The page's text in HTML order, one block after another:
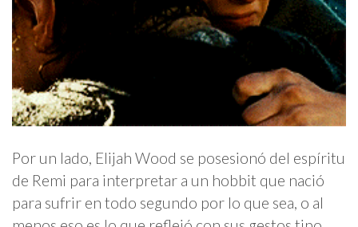
Por un lado, Elijah Wood se posesionó del espíritu
de Remi para interpretar a un hobbit que nació
para sufrir en todo segundo por lo que sea, o al